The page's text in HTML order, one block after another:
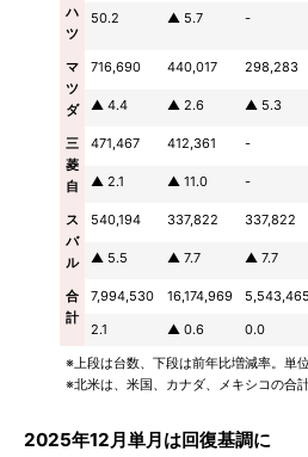
ハ
ツ
50.2 ▲ 5.7 -
マ
ツ
ダ
716,690 440,017 298,283
▲ 4.4 ▲ 2.6 ▲ 5.3
三
菱
自
471,467 412,361 -
▲ 2.1 ▲ 11.0 -
ス
バ
ル
540,194 337,822 337,822
▲ 5.5 ▲ 7.7 ▲ 7.7
合
計
7,994,530 16,174,969 5,543,465
2.1
▲ 0.6 0.0
※上段は台数、下段は前年比増減率。単
※北米は、米国、カナダ、メキシコの合
2025年12月単月は回復基調に